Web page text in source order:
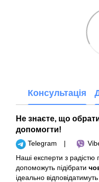
Консультація
Не знаєте, що
допомогти!
Telegram |
Наші експерти з радістю
допоможуть підібрати
ідеально